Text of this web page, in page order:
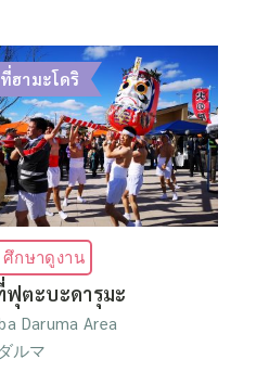
ฮามะโดริ
ศึกษาดูงาน
ตะบะดารุมะ
Daruma Area
ルマ